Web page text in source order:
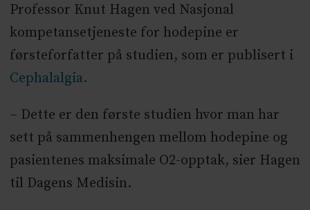
Professor Knut Hagen ved Nasjonal
kompetansetjeneste for hodepine er
førsteforfatter på studien, som er publisert i
Cephalalgia.
– Dette er den første studien hvor man har
sett på sammenhengen mellom hodepine og
pasientenes maksimale O2-opptak, sier Hagen
til Dagens Medisin.